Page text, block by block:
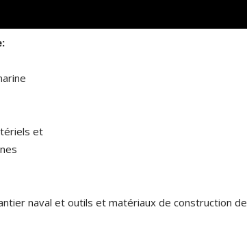
et
naval et outils et matériaux de construction de